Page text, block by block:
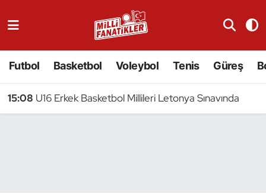
Futbol Basketbol Voleybol Tenis Güreş
15:08 U16 Erkek Basketbol Millileri Letonya Sınavında
Badminton